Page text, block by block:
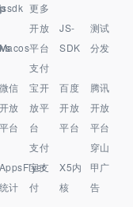
更多
开放
平台
JS-
SDK
测试
分发
微信
开放
平台
支付
宝开
放平
台
百度
开放
平台
腾讯
开放
平台
AppsFlyer
统计
支付
宝支
付
X5内
核
穿山
甲广
告